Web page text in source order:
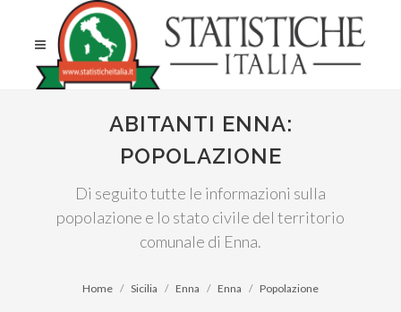
ABITANTI ENNA:
POPOLAZIONE
Di seguito tutte le informazioni sulla
popolazione e lo stato civile del territorio
comunale di Enna.
Home Sicilia Enna Enna Popolazione